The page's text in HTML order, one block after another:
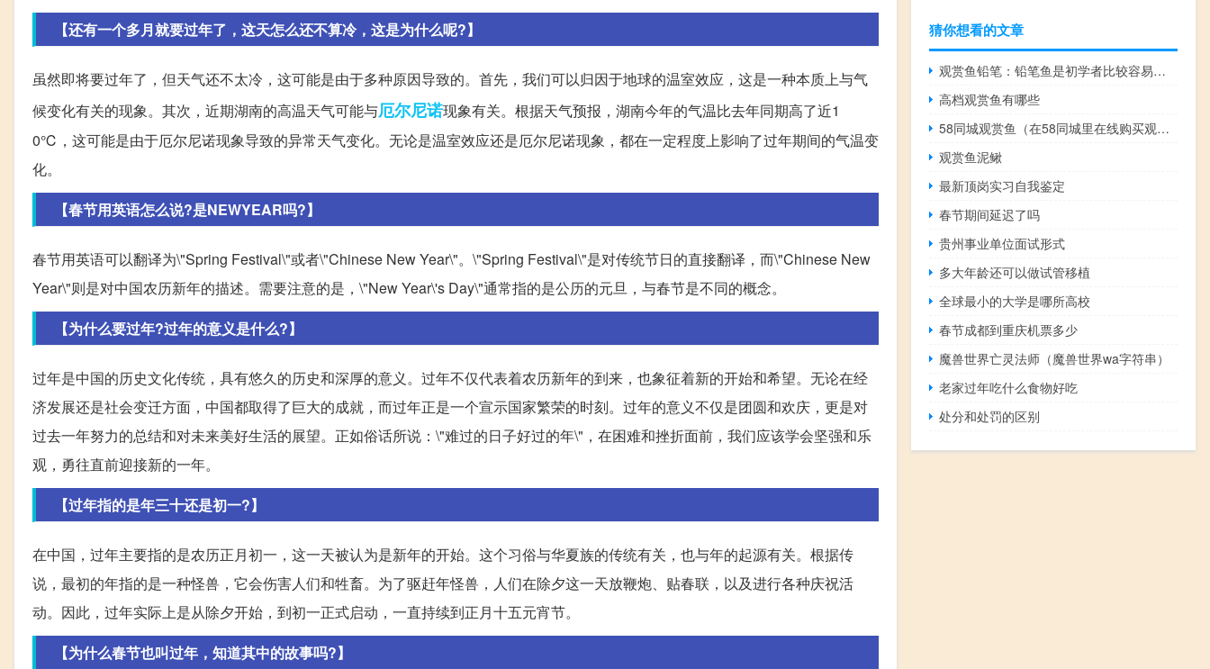
【还有一个多月就要过年了，这天怎么还不算冷，这是为什么呢?】
虽然即将要过年了，但天气还不太冷，这可能是由于多种原因导致的。首先，我们可以归因于地球的温室效应，这是一种本质上与气
候变化有关的现象。其次，近期湖南的高温天气可能与厄尔尼诺现象有关。根据天气预报，湖南今年的气温比去年同期高了近1
0℃，这可能是由于厄尔尼诺现象导致的异常天气变化。无论是温室效应还是厄尔尼诺现象，都在一定程度上影响了过年期间的气温变
化。
【春节用英语怎么说?是NEWYEAR吗?】
春节用英语可以翻译为\"Spring Festival\"或者\"Chinese New Year\"。\"Spring Festival\"是对传统节日的直接翻译，而\"Chinese New
Year\"则是对中国农历新年的描述。需要注意的是，\"New Year\'s Day\"通常指的是公历的元旦，与春节是不同的概念。
【为什么要过年?过年的意义是什么?】
过年是中国的历史文化传统，具有悠久的历史和深厚的意义。过年不仅代表着农历新年的到来，也象征着新的开始和希望。无论在经
济发展还是社会变迁方面，中国都取得了巨大的成就，而过年正是一个宣示国家繁荣的时刻。过年的意义不仅是团圆和欢庆，更是对
过去一年努力的总结和对未来美好生活的展望。正如俗话所说：\"难过的日子好过的年\"，在困难和挫折面前，我们应该学会坚强和乐
观，勇往直前迎接新的一年。
【过年指的是年三十还是初一?】
在中国，过年主要指的是农历正月初一，这一天被认为是新年的开始。这个习俗与华夏族的传统有关，也与年的起源有关。根据传
说，最初的年指的是一种怪兽，它会伤害人们和牲畜。为了驱赶年怪兽，人们在除夕这一天放鞭炮、贴春联，以及进行各种庆祝活
动。因此，过年实际上是从除夕开始，到初一正式启动，一直持续到正月十五元宵节。
【为什么春节也叫过年，知道其中的故事吗?】
猜你想看的文章
观赏鱼铅笔：铅笔鱼是初学者比较容易饲养的观赏鱼
高档观赏鱼有哪些
58同城观赏鱼（在58同城里在线购买观赏鱼靠谱吗？）
观赏鱼泥鳅
最新顶岗实习自我鉴定
春节期间延迟了吗
贵州事业单位面试形式
多大年龄还可以做试管移植
全球最小的大学是哪所高校
春节成都到重庆机票多少
魔兽世界亡灵法师（魔兽世界wa字符串）
老家过年吃什么食物好吃
处分和处罚的区别